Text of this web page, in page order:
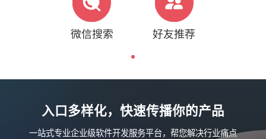
微信搜索 好友推荐
入口多样化，快速传播你的产品
一站式专业企业级软件开发服务平台，帮您解决行业痛点